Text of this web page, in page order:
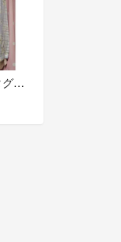
新品未使用タグ付パターンフィオナ花柄リバーシブルﾌﾚｱｽｶｰﾄSラベンダー